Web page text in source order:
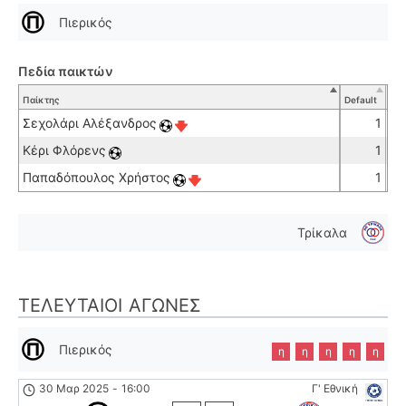
c
e
e
Πιερικός
Παίκτης Default
Σεχολάρι Αλέξανδρος
1
Κέρι Φλόρενς
1
Παπαδόπουλος Χρήστος
1
Πεδία παικτών
Τρίκαλα
ΤΕΛΕΥΤΑΊΟΙ ΑΓΏΝΕΣ
Πιερικός η η η η η
Γ' Εθνική
30 Μαρ 2025 - 16:00